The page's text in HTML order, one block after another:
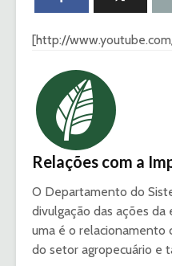
[http://
Relações com a
O Departamento do
divulgação das ações da
uma é o relacionamento
do setor agropecuário e